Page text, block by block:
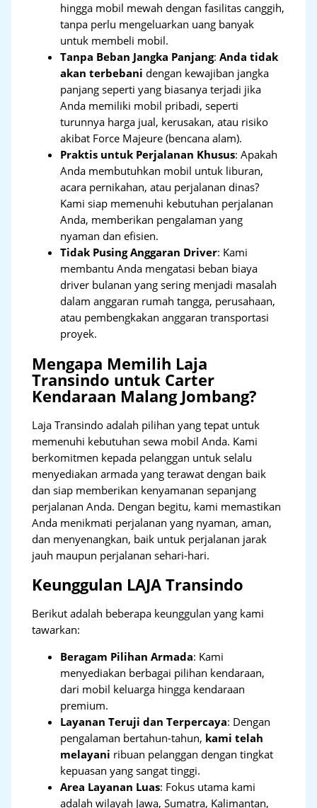
hingga mobil mewah dengan fasilitas canggih,
tanpa perlu mengeluarkan uang banyak
untuk membeli mobil.
Tanpa Beban Jangka Panjang:Anda tidak
akan terbebani dengan kewajiban jangka
panjang seperti yang biasanya terjadi jika
Anda memiliki mobil pribadi, seperti
turunnya harga jual, kerusakan, atau risiko
akibat Force Majeure (bencana alam).
Praktis untuk Perjalanan Khusus: Apakah
Anda membutuhkan mobil untuk liburan,
acara pernikahan, atau perjalanan dinas?
Kami siap memenuhi kebutuhan perjalanan
Anda, memberikan pengalaman yang
nyaman dan efisien.
Tidak Pusing Anggaran Driver: Kami
membantu Anda mengatasi beban biaya
driver bulanan yang sering menjadi masalah
dalam anggaran rumah tangga, perusahaan,
atau pembengkakan anggaran transportasi
proyek.
Mengapa Memilih Laja
Transindo untuk Carter
Kendaraan Malang Jombang?
Laja Transindo adalah pilihan yang tepat untuk
memenuhi kebutuhan sewa mobil Anda. Kami
berkomitmen kepada pelanggan untuk selalu
menyediakan armada yang terawat dengan baik
dan siap memberikan kenyamanan sepanjang
perjalanan Anda. Dengan begitu, kami memastikan
Anda menikmati perjalanan yang nyaman, aman,
dan menyenangkan, baik untuk perjalanan jarak
jauh maupun perjalanan sehari-hari.
Keunggulan LAJA Transindo
Berikut adalah beberapa keunggulan yang kami
tawarkan:
Beragam Pilihan Armada: Kami
menyediakan berbagai pilihan kendaraan,
dari mobil keluarga hingga kendaraan
premium.
Layanan Teruji dan Terpercaya: Dengan
pengalaman bertahun-tahun, kami telah
melayani ribuan pelanggan dengan tingkat
kepuasan yang sangat tinggi.
Area Layanan Luas: Fokus utama kami
adalah wilayah Jawa, Sumatra, Kalimantan,